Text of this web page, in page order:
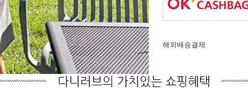
해외배송결제